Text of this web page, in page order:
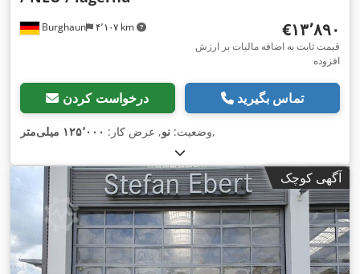
Burghaun ۴٬۱۰۷ km ‎€۱۳٬۸۹۰
قیمت ثابت به اضافه مالیات بر ارزش
افزوده
درخواست کردن تماس بگیرید
وضعیت: نو, عرض کار: ۱۲۵٬۰۰۰ میلی‌متر ,
آگهی کوچک